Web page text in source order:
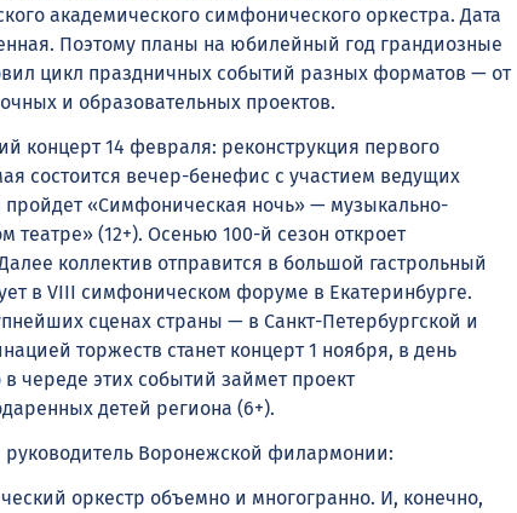
академического симфонического оркестра. Дата
Поэтому планы на юбилейный год грандиозные
цикл праздничных событий разных форматов — от
и образовательных проектов.
концерт 14 февраля: реконструкция первого
состоится вечер-бенефис с участием ведущих
пройдет «Симфоническая ночь» — музыкально-
(12+). Осенью 100-й сезон откроет
коллектив отправится в большой гастрольный
в VIII симфоническом форуме в Екатеринбурге.
сценах страны — в Санкт-Петербургской и
торжеств станет концерт 1 ноября, в день
череде этих событий займет проект
детей региона (6+).
Воронежской филармонии:
оркестр объемно и многогранно. И, конечно,